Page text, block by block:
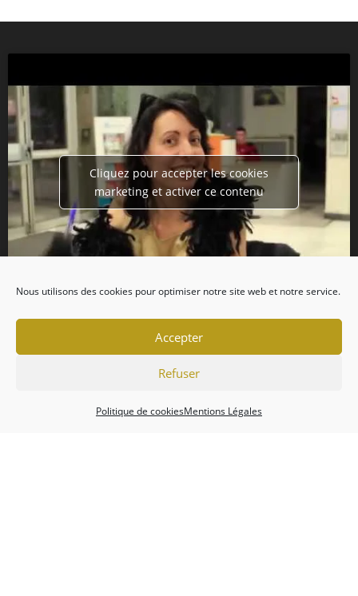
Nous utilisons des cookies pour optimiser notre site web et notre service.
Accepter
Refuser
Politique de cookiesMentions Légales
Cliquez pour accepter les cookies
marketing et activer ce contenu